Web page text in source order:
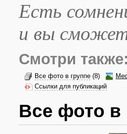
Есть
и вы
Смотри также:
Все фото в группе (8)
Ссылки для публикаций
Все фото в